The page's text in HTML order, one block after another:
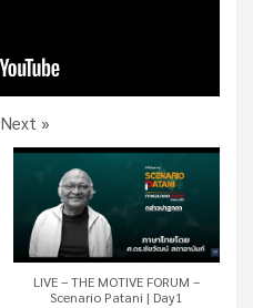
Next »
LIVE – THE MOTIVE FORUM –
Scenario Patani | Day1